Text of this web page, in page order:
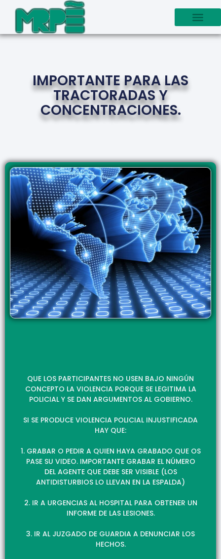
IMPORTANTE PARA LAS
TRACTORADAS Y
CONCENTRACIONES.
QUE LOS PARTICIPANTES NO USEN BAJO NINGÚN
CONCEPTO LA VIOLENCIA PORQUE SE LEGITIMA LA
POLICIAL Y SE DAN ARGUMENTOS AL GOBIERNO.
SI SE PRODUCE VIOLENCIA POLICIAL INJUSTIFICADA
HAY QUE:
1. GRABAR O PEDIR A QUIEN HAYA GRABADO QUE OS
PASE SU VIDEO. IMPORTANTE GRABAR EL NÚMERO
DEL AGENTE QUE DEBE SER VISIBLE (LOS
ANTIDISTURBIOS LO LLEVAN EN LA ESPALDA)
2. IR A URGENCIAS AL HOSPITAL PARA OBTENER UN
INFORME DE LAS LESIONES.
3. IR AL JUZGADO DE GUARDIA A DENUNCIAR LOS
HECHOS.